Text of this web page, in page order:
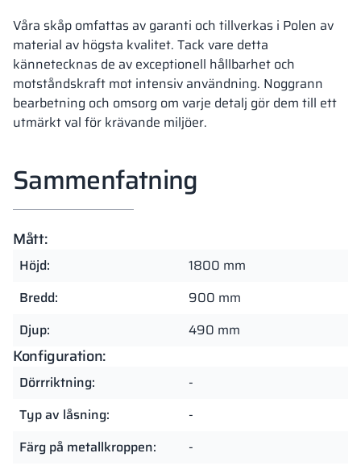
Våra skåp omfattas av garanti och tillverkas i Polen av
material av högsta kvalitet. Tack vare detta
kännetecknas de av exceptionell hållbarhet och
motståndskraft mot intensiv användning. Noggrann
bearbetning och omsorg om varje detalj gör dem till ett
utmärkt val för krävande miljöer.
Sammenfatning
Mått:
Höjd:
1800 mm
Bredd:
900 mm
Djup:
490 mm
Konfiguration:
Dörrriktning:
-
Typ av låsning:
-
Färg på metallkroppen:
-